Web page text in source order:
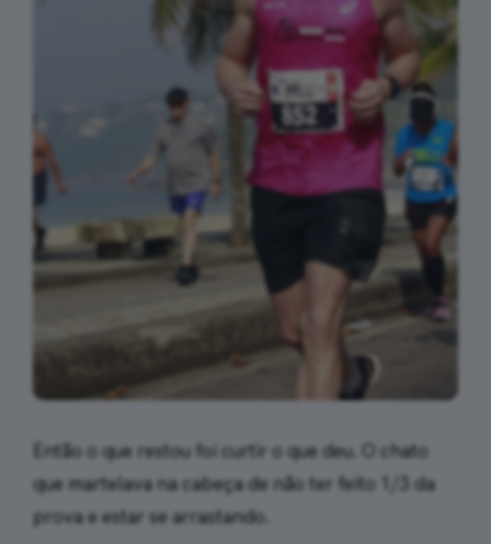
Então o que restou foi curtir o que deu. O chato
que martelava na cabeça de não ter feito 1/3 da
prova e estar se arrastando.